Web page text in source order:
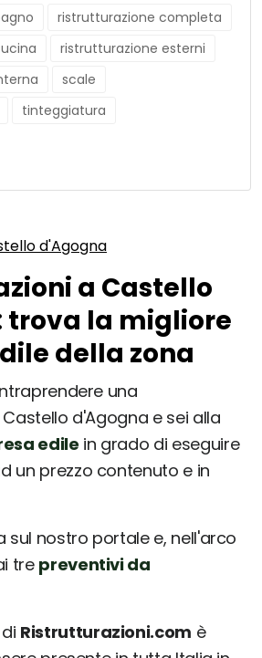
ristrutturazione completa
ristrutturazione esterni
scale
tinteggiatura
d'Agogna
a Castello
trova la migliore
della zona
una
d'Agogna e sei alla
edile in grado di eseguire
un prezzo contenuto e in
sul nostro portale e, nell'arco
tre preventivi da
Ristrutturazioni.com è